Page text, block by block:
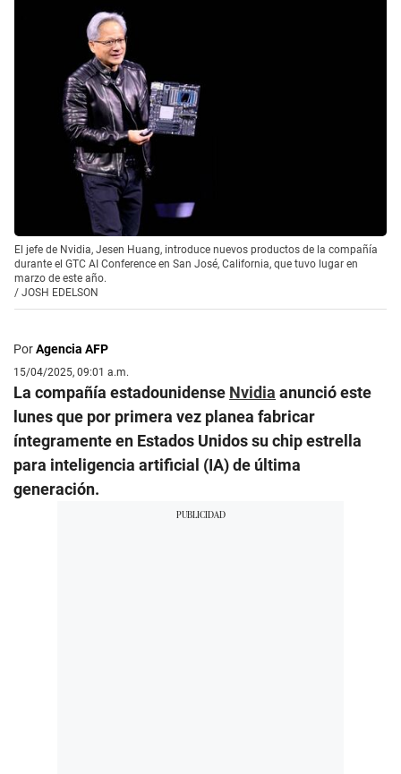
El jefe de Nvidia, Jesen Huang, introduce nuevos productos de la compañía
durante el GTC AI Conference en San José, California, que tuvo lugar en
marzo de este año.
/ JOSH EDELSON
PorAgencia AFP
15/04/2025, 09:01 a.m.
La compañía estadounidense Nvidia anunció este
lunes que por primera vez planea fabricar
íntegramente en Estados Unidos su chip estrella
para inteligencia artificial (IA) de última
generación.